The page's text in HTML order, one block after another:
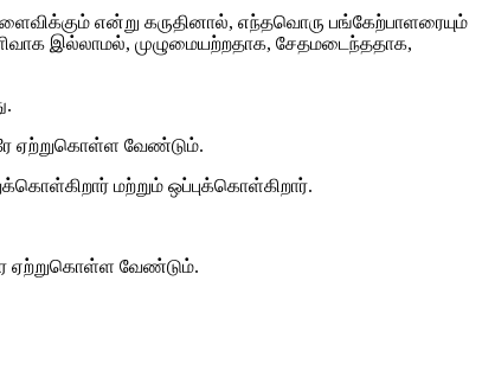
என்று கருதினால், எந்தவொரு பங்கேற்பாளரையும்
இல்லாமல், முழுமையற்றதாக, சேதமடைந்ததாக,
ஏற்றுகொள்ள வேண்டும்.
மற்றும் ஒப்புக்கொள்கிறார்.
ஏற்றுகொள்ள வேண்டும்.